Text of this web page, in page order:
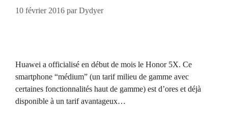
10 février 2016 parDydyer
Huawei a officialisé en début de mois le Honor 5X. Ce
smartphone “médium” (un tarif milieu de gamme avec
certaines fonctionnalités haut de gamme) est d’ores et déjà
disponible à un tarif avantageux…